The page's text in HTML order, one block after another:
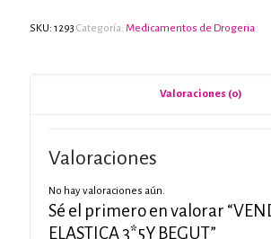
SKU: 1293 Categoría: Medicamentos de Drogeria
Valoraciones (0)
Valoraciones
No hay valoraciones aún.
Sé el primero en valorar
ELASTICA 3*5Y BEGUT”